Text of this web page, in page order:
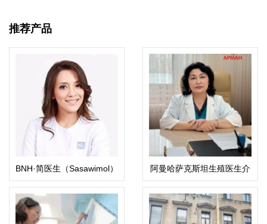
推荐产品
BNH·简医生（Sasawimol）
阿曼哈萨克斯坦生殖医生介
绍：科潘巴斯科娃·拉伊哈
恩·乌斯塔巴耶夫娜